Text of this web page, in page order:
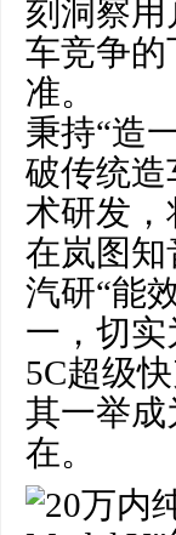
刻洞察
车竞争的
准。
秉持“造
破传统
术研发，
在岚图知
汽研“能
一，切
5C超级
其一举成
在。